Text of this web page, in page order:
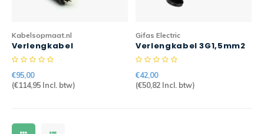
Kabelsopmaat.nl
Verlengkabel
Randaarde PRO 10mtr
H07BQ-F
€95,00
(€114,95Incl. btw)
Gifas Electric
Verlengkabel 3G1,5mm2
Proflexx Geel 10m Gifas
€42,00
(€50,82 Incl. btw)